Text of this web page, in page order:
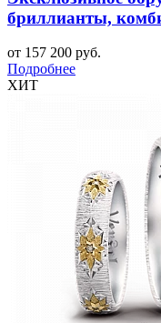
бриллианты,
от 157 200 руб.
Подробнее
ХИТ